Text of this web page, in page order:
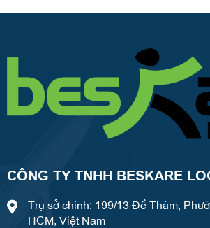
CÔNG TY TNHH BESKARE
Trụ sở chính: 199/13 Đề Thám,
HCM, Việt Nam